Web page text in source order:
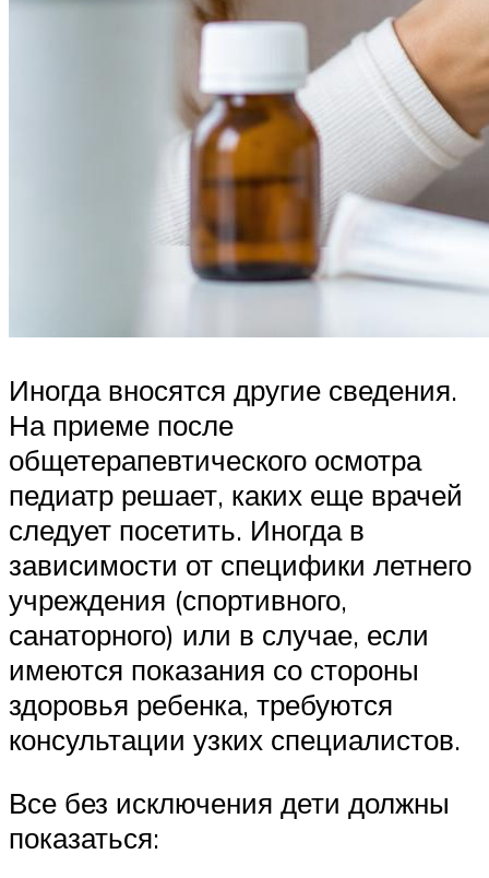
Иногда вносятся другие сведения.
На приеме после
общетерапевтического осмотра
педиатр решает, каких еще врачей
следует посетить. Иногда в
зависимости от специфики летнего
учреждения (спортивного,
санаторного) или в случае, если
имеются показания со стороны
здоровья ребенка, требуются
консультации узких специалистов.
Все без исключения дети должны
показаться: